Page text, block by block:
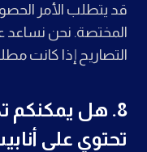
قد يتطلب الأمر
المختصة. نحن نساعد
التصاريح إذا كانت
8. هل يمكنكم
تحتوي على